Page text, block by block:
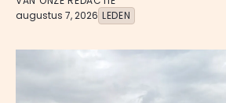
augustus 7, 2026 LEDEN